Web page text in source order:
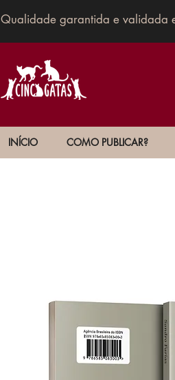
Qualidade garantida e validada
INÍCIO COMO PUBLICAR?